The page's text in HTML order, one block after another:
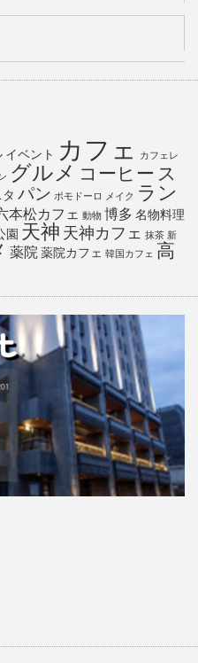
イベント カフェ
カフェレ
グルメ コーヒー ス
パン ポモドーロ メイク ラン
本松カフェ 動物 博多 名物料理
園 天神 天神カフェ 抹茶 新
薬院 薬院カフェ 韓国カフェ 高